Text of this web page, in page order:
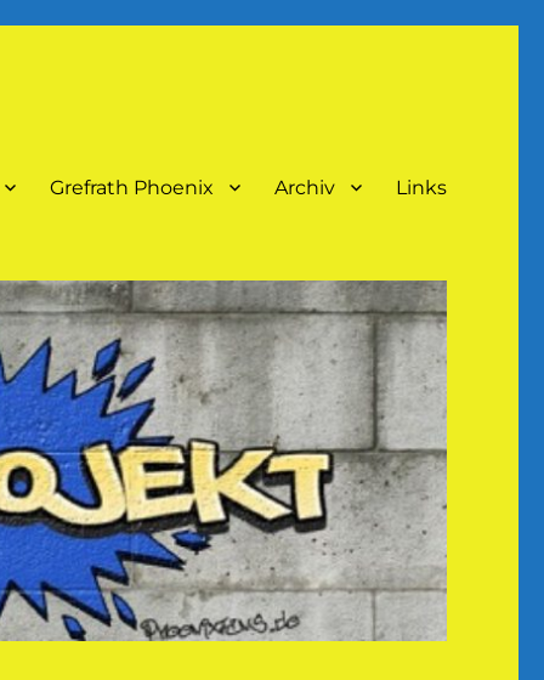
Grefrath Phoenix Archiv Links